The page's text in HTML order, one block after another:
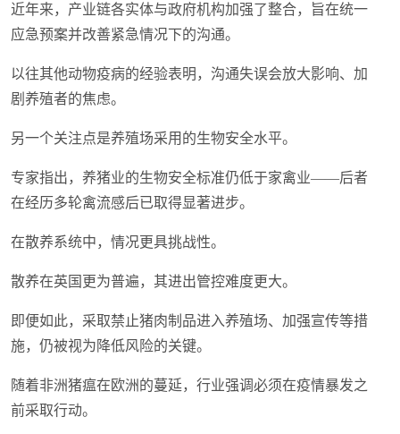
近年来，产业链各实体与政府机构加强了整合，旨在统一
应急预案并改善紧急情况下的沟通。
以往其他动物疫病的经验表明，沟通失误会放大影响、加
剧养殖者的焦虑。
另一个关注点是养殖场采用的生物安全水平。
专家指出，养猪业的生物安全标准仍低于家禽业——后者
在经历多轮禽流感后已取得显著进步。
在散养系统中，情况更具挑战性。
散养在英国更为普遍，其进出管控难度更大。
即便如此，采取禁止猪肉制品进入养殖场、加强宣传等措
施，仍被视为降低风险的关键。
随着非洲猪瘟在欧洲的蔓延，行业强调必须在疫情暴发之
前采取行动。